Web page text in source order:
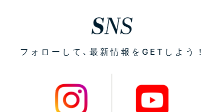
フォローして､最新情報をGETしよう！